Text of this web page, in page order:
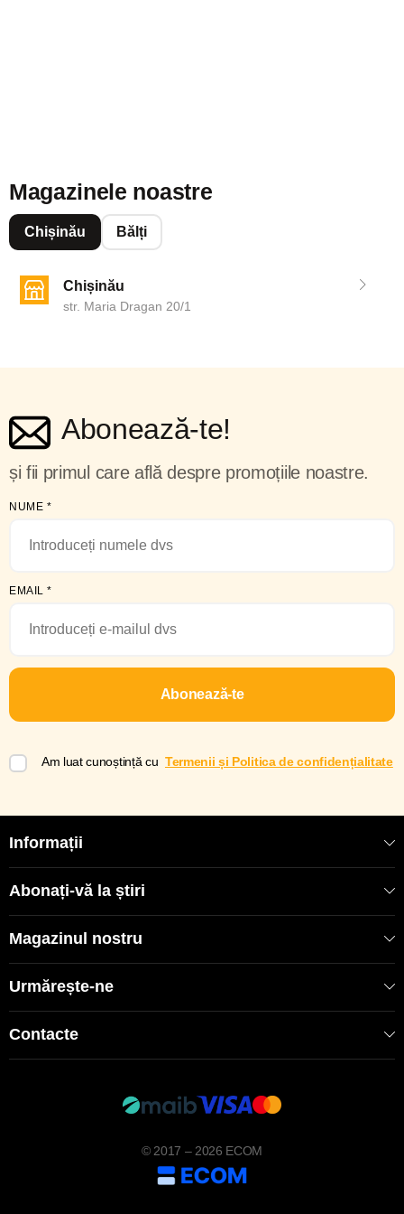
Magazinele noastre
Chișinău Bălți
Chișinău
str. Maria Dragan 20/1
Abonează-te!
și fii primul care află despre promoțiile noastre.
NUME *
EMAIL *
Abonează-te
Am luat cunoștință cu Termenii și Politica de confidențialitate
Informații
Abonați-vă la știri
Magazinul nostru
Urmărește-ne
Contacte
© 2017 – 2026 ECOM